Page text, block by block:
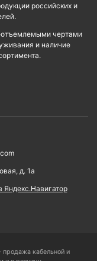
российских и
чертами
и наличие
д. 1а
Яндекс.Навигатор
кабельной и